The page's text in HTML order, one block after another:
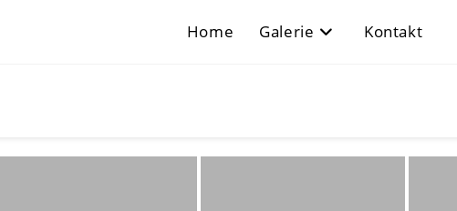
Home Galerie Kontakt